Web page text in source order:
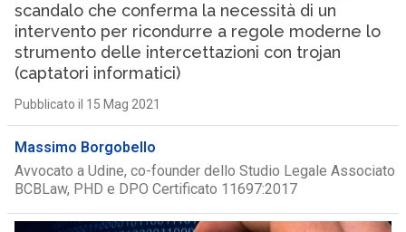
scandalo che conferma la necessità di un
intervento per ricondurre a regole moderne lo
strumento delle intercettazioni con trojan
(captatori informatici)
Pubblicato il 15 Mag 2021
Massimo Borgobello
Avvocato a Udine, co-founder dello Studio Legale Associato
BCBLaw, PHD e DPO Certificato 11697:2017